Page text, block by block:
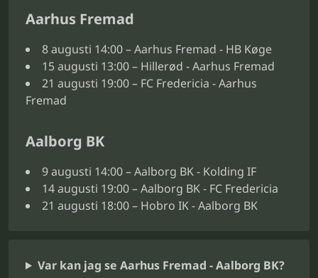
Aarhus Fremad
8 augusti 14:00 – Aarhus Fremad - HB Køge
15 augusti 13:00 – Hillerød - Aarhus Fremad
21 augusti 19:00 – FC Fredericia - Aarhus
Fremad
Aalborg BK
9 augusti 14:00 – Aalborg BK - Kolding IF
14 augusti 19:00 – Aalborg BK - FC Fredericia
21 augusti 18:00 – Hobro IK - Aalborg BK
Var kan jag se Aarhus Fremad - Aalborg BK?